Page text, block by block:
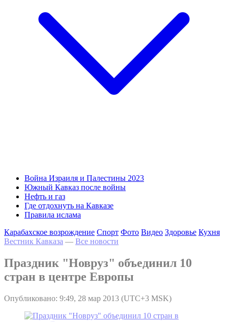
Война Израиля и Палестины 2023
Южный Кавказ после войны
Нефть и газ
Где отдохнуть на Кавказе
Правила ислама
Карабахское возрождение Спорт Фото Видео Здоровье Кухня
Вестник Кавказа — Все новости
Праздник "Новруз" объединил 10
стран в центре Европы
Опубликовано: 9:49, 28 мар 2013 (UTC+3 MSK)